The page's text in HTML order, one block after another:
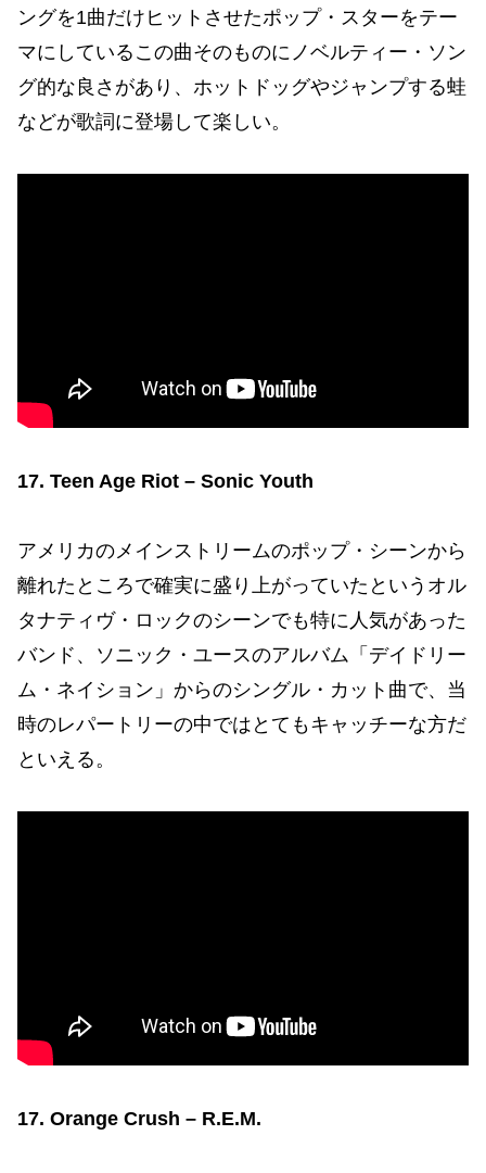
ングを1曲だけヒットさせたポップ・スターをテー
マにしているこの曲そのものにノベルティー・ソン
グ的な良さがあり、ホットドッグやジャンプする蛙
などが歌詞に登場して楽しい。
17. Teen Age Riot – Sonic Youth
アメリカのメインストリームのポップ・シーンから
離れたところで確実に盛り上がっていたというオル
タナティヴ・ロックのシーンでも特に人気があった
バンド、ソニック・ユースのアルバム「デイドリー
ム・ネイション」からのシングル・カット曲で、当
時のレパートリーの中ではとてもキャッチーな方だ
といえる。
17. Orange Crush – R.E.M.